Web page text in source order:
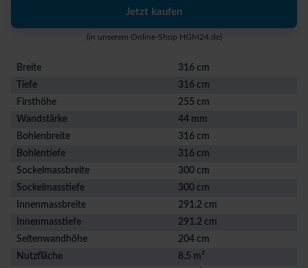
Jetzt kaufen
(in unserem Online-Shop HGM24.de)
Breite
316 cm
Tiefe
316 cm
Firsthöhe
255 cm
Wandstärke
44 mm
Bohlenbreite
316 cm
Bohlentiefe
316 cm
Sockelmassbreite
300 cm
Sockelmasstiefe
300 cm
Innenmassbreite
291.2 cm
Innenmasstiefe
291.2 cm
Seitenwandhöhe
204 cm
Nutzfläche
8.5 m²